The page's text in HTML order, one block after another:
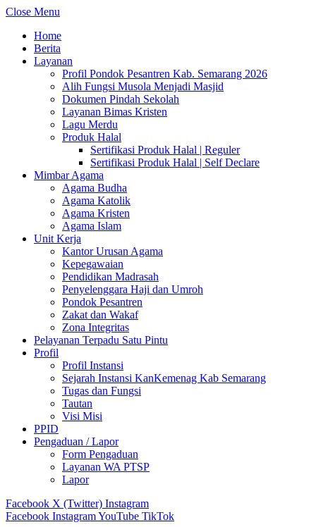
Close Menu
Home
Berita
Layanan
Profil Pondok Pesantren Kab. Semarang 2026
Alih Fungsi Musola Menjadi Masjid
Dokumen Pindah Sekolah
Layanan Bimas Kristen
Lagu Merdu
Produk Halal
Sertifikasi Produk Halal | Reguler
Sertifikasi Produk Halal | Self Declare
Mimbar Agama
Agama Budha
Agama Katolik
Agama Kristen
Agama Islam
Unit Kerja
Kantor Urusan Agama
Kepegawaian
Pendidikan Madrasah
Penyelenggara Haji dan Umroh
Pondok Pesantren
Zakat dan Wakaf
Zona Integritas
Pelayanan Terpadu Satu Pintu
Profil
Profil Instansi
Sejarah Instansi KanKemenag Kab Semarang
Tugas dan Fungsi
Tautan
Visi Misi
PPID
Pengaduan / Lapor
Form Pengaduan
Layanan WA PTSP
Lapor
Facebook X (Twitter) Instagram
Facebook InstagramYouTube TikTok